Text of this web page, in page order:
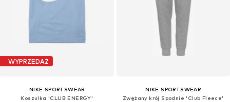
WYPRZEDAŻ
NIKE SPORTSWEAR
Koszulka 'CLUB ENERGY'
NIKE SPORTSWEAR
Zwężany krój Spodnie 'Club Fleece'